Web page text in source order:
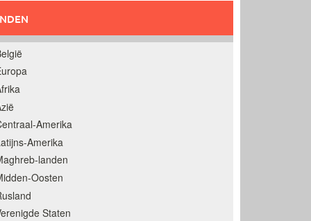
Amerika
Amerika
landen
Oosten
Staten